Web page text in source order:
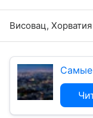
Висовац, Хорватия
Самые